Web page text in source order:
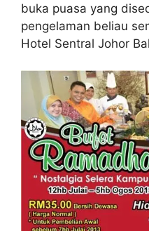
buka puasa yang
pengelaman beliau
Hotel Sentral Johor